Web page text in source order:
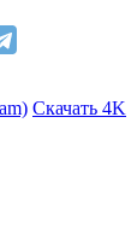
Скачать 4K